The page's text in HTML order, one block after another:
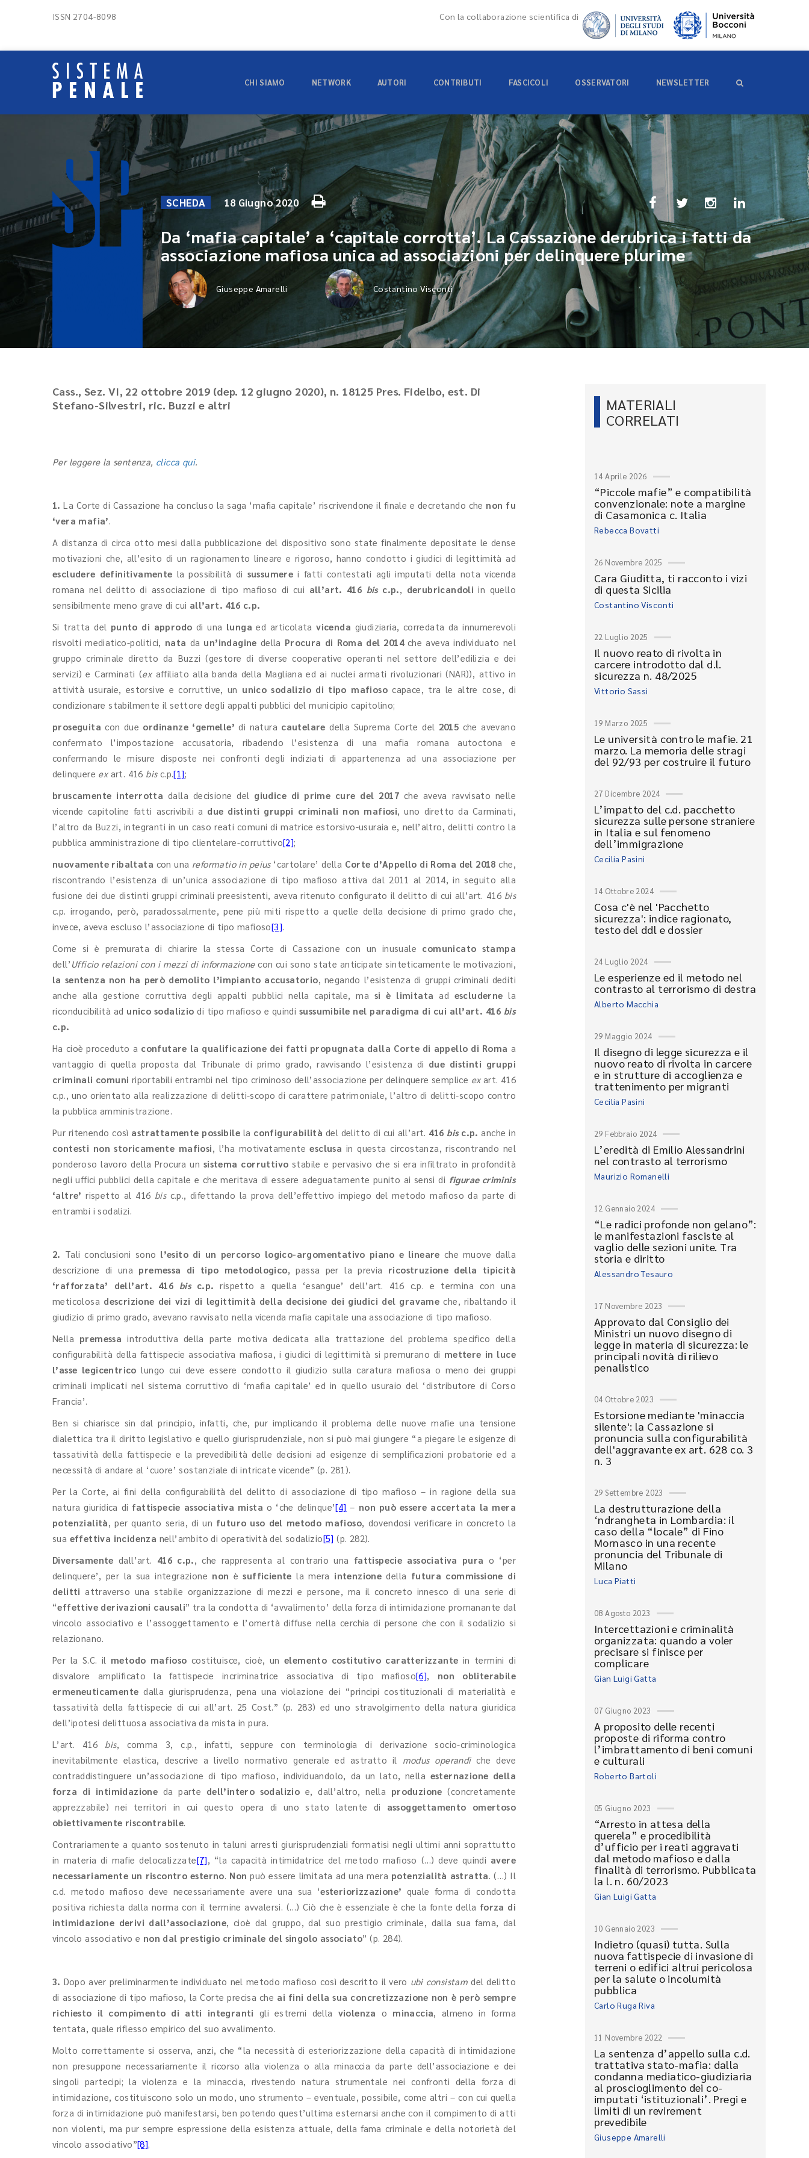
ISSN 2704-8098 Con la collaborazione scientifica di
CHI SIAMO NETWORK AUTORI CONTRIBUTI FASCICOLI OSSERVATORI NEWSLETTER
SCHEDA 18 Giugno 2020
Da ‘mafia capitale’ a ‘capitale corrotta’. La Cassazione derubrica i fatti da
associazione mafiosa unica ad associazioni per delinquere plurime
Giuseppe Amarelli Costantino Visconti
Cass., Sez. VI, 22 ottobre 2019 (dep. 12 giugno 2020), n. 18125 Pres. Fidelbo, est. Di
Stefano-Silvestri, ric. Buzzi e altri
Per leggere la sentenza, clicca qui.
1. La Corte di Cassazione ha concluso la saga ‘mafia capitale’ riscrivendone il finale e decretando che non fu
‘vera mafia’.
A distanza di circa otto mesi dalla pubblicazione del dispositivo sono state finalmente depositate le dense
motivazioni che, all’esito di un ragionamento lineare e rigoroso, hanno condotto i giudici di legittimità ad
escludere definitivamente la possibilità di sussumere i fatti contestati agli imputati della nota vicenda
romana nel delitto di associazione di tipo mafioso di cui all’art. 416 bis c.p., derubricandoli in quello
sensibilmente meno grave di cui all’art. 416 c.p.
Si tratta del punto di approdo di una lunga ed articolatavicenda giudiziaria, corredata da innumerevoli
risvolti mediatico-politici, nata da un’indagine della Procura di Roma del 2014che aveva individuato nel
gruppo criminale diretto da Buzzi (gestore di diverse cooperative operanti nel settore dell’edilizia e dei
servizi) e Carminati (exaffiliato alla banda della Magliana ed ai nuclei armati rivoluzionari (NAR)), attivo in
attività usuraie, estorsive e corruttive, un unico sodalizio di tipo mafiosocapace, tra le altre cose, di
condizionare stabilmente il settore degli appalti pubblici del municipio capitolino;
proseguita con due ordinanze ‘gemelle’ di natura cautelare della Suprema Corte del 2015 che avevano
confermato l’impostazione accusatoria, ribadendo l’esistenza di una mafia romana autoctona e
confermando le misure disposte nei confronti degli indiziati di appartenenza ad una associazione per
delinquere ex art. 416 bis c.p.[1];
bruscamente interrotta dalla decisione del giudice di prime cure del 2017 che aveva ravvisato nelle
vicende capitoline fatti ascrivibili a due distinti gruppi criminali non mafiosi, uno diretto da Carminati,
l’altro da Buzzi, integranti in un caso reati comuni di matrice estorsivo-usuraia e, nell’altro, delitti contro la
pubblica amministrazione di tipo clientelare-corruttivo[2];
nuovamente ribaltata con una reformatio in peius‘cartolare’ della Corte d’Appello di Roma del 2018 che,
riscontrando l’esistenza di un’unica associazione di tipo mafioso attiva dal 2011 al 2014, in seguito alla
fusione dei due distinti gruppi criminali preesistenti, aveva ritenuto configurato il delitto di cui all’art. 416 bis
c.p. irrogando, però, paradossalmente, pene più miti rispetto a quelle della decisione di primo grado che,
invece, aveva escluso l’associazione di tipo mafioso[3].
Come si è premurata di chiarire la stessa Corte di Cassazione con un inusuale comunicato stampa
dell’ Ufficio relazioni con i mezzi di informazionecon cui sono state anticipate sinteticamente le motivazioni,
la sentenza non ha però demolito l’impianto accusatorio, negando l’esistenza di gruppi criminali dediti
anche alla gestione corruttiva degli appalti pubblici nella capitale, ma si è limitata ad escluderne la
riconducibilità ad unico sodalizio di tipo mafioso e quindisussumibile nel paradigma di cui all’art. 416 bis
c.p.
Ha cioè proceduto a confutare la qualificazione dei fatti propugnata dalla Corte di appello di Roma a
vantaggio di quella proposta dal Tribunale di primo grado, ravvisando l’esistenza di due distinti gruppi
criminali comuni riportabili entrambi nel tipo criminoso dell’associazione per delinquere semplice ex art. 416
c.p., uno orientato alla realizzazione di delitti-scopo di carattere patrimoniale, l’altro di delitti-scopo contro
la pubblica amministrazione.
Pur ritenendo così astrattamente possibilela configurabilità del delitto di cui all’art. 416 bis c.p. anche in
contesti non storicamente mafiosi, l’ha motivatamenteesclusa in questa circostanza, riscontrando nel
ponderoso lavoro della Procura un sistema corruttivo stabile e pervasivo che si era infiltrato in profondità
negli uffici pubblici della capitale e che meritava di essere adeguatamente punito ai sensi di figurae criminis
‘altre’rispetto al 416 bis c.p., difettando la prova dell’effettivo impiego del metodo mafioso da parte di
entrambi i sodalizi.
2. Tali conclusioni sono l’esito di un percorso logico-argomentativo piano e lineare che muove dalla
descrizione di una premessa di tipo metodologico, passa per la previa ricostruzione della tipicità
‘rafforzata’ dell’art. 416 bis c.p. rispetto a quella ‘esangue’ dell’art. 416 c.p. e termina con una
meticolosa descrizione dei vizi di legittimità della decisione dei giudici del gravame che, ribaltando il
giudizio di primo grado, avevano ravvisato nella vicenda mafia capitale una associazione di tipo mafioso.
Nella premessa introduttiva della parte motiva dedicata alla trattazione del problema specifico della
configurabilità della fattispecie associativa mafiosa, i giudici di legittimità si premurano di mettere in luce
l’asse legicentrico lungo cui deve essere condotto il giudizio sulla caratura mafiosa o meno dei gruppi
criminali implicati nel sistema corruttivo di ‘mafia capitale’ ed in quello usuraio del ‘distributore di Corso
Francia’.
Ben si chiarisce sin dal principio, infatti, che, pur implicando il problema delle nuove mafie una tensione
dialettica tra il diritto legislativo e quello giurisprudenziale, non si può mai giungere “a piegare le esigenze di
tassatività della fattispecie e la prevedibilità delle decisioni ad esigenze di semplificazioni probatorie ed a
necessità di andare al ‘cuore’ sostanziale di intricate vicende” (p. 281).
Per la Corte, ai fini della configurabilità del delitto di associazione di tipo mafioso – in ragione della sua
natura giuridica di fattispecie associativa mista o ‘che delinque’[4] – non può essere accertata la mera
potenzialità, per quanto seria, di un futuro uso del metodo mafioso, dovendosi verificare in concreto la
sua effettiva incidenza nell’ambito di operatività del sodalizio[5] (p. 282).
Diversamente dall’art. 416 c.p., che rappresenta al contrario una fattispecie associativa pura o ‘per
delinquere’, per la sua integrazione non èsufficiente la mera intenzione della futura commissione di
delitti attraverso una stabile organizzazione di mezzi e persone, ma il concreto innesco di una serie di
“effettive derivazioni causali” tra la condotta di ‘avvalimento’ della forza di intimidazione promanante dal
vincolo associativo e l’assoggettamento e l’omertà diffuse nella cerchia di persone che con il sodalizio si
relazionano.
Per la S.C. il metodo mafioso costituisce, cioè, un elemento costitutivo caratterizzante in termini di
disvalore amplificato la fattispecie incriminatrice associativa di tipo mafioso[6], non obliterabile
ermeneuticamente dalla giurisprudenza, pena una violazione dei “principi costituzionali di materialità e
tassatività della fattispecie di cui all’art. 25 Cost.” (p. 283) ed uno stravolgimento della natura giuridica
dell’ipotesi delittuosa associativa da mista in pura.
L’art. 416 bis, comma 3, c.p., infatti, seppure con terminologia di derivazione socio-criminologica
inevitabilmente elastica, descrive a livello normativo generale ed astratto il modus operandiche deve
contraddistinguere un’associazione di tipo mafioso, individuandolo, da un lato, nella esternazione della
forza di intimidazione da parte dell’intero sodalizio e, dall’altro, nella produzione (concretamente
apprezzabile) nei territori in cui questo opera di uno stato latente di assoggettamento omertoso
obiettivamente riscontrabile.
Contrariamente a quanto sostenuto in taluni arresti giurisprudenziali formatisi negli ultimi anni soprattutto
in materia di mafie delocalizzate[7], “la capacità intimidatrice del metodo mafioso (…) deve quindi avere
necessariamente un riscontro esterno. Non può essere limitata ad una mera potenzialità astratta. (…) Il
c.d. metodo mafioso deve necessariamente avere una sua ‘esteriorizzazione’ quale forma di condotta
positiva richiesta dalla norma con il termine avvalersi. (…) Ciò che è essenziale è che la fonte della forza di
intimidazione derivi dall’associazione, cioè dal gruppo, dal suo prestigio criminale, dalla sua fama, dal
vincolo associativo e non dal prestigio criminale del singolo associato” (p. 284).
3. Dopo aver preliminarmente individuato nel metodo mafioso così descritto il vero ubi consistamdel delitto
di associazione di tipo mafioso, la Corte precisa che ai fini della sua concretizzazione non è però sempre
richiesto il compimento di atti integranti gli estremi della violenza o minaccia, almeno in forma
tentata, quale riflesso empirico del suo avvalimento.
Molto correttamente si osserva, anzi, che “la necessità di esteriorizzazione della capacità di intimidazione
non presuppone necessariamente il ricorso alla violenza o alla minaccia da parte dell’associazione e dei
singoli partecipi; la violenza e la minaccia, rivestendo natura strumentale nei confronti della forza di
intimidazione, costituiscono solo un modo, uno strumento – eventuale, possibile, come altri – con cui quella
forza di intimidazione può manifestarsi, ben potendo quest’ultima esternarsi anche con il compimento di atti
non violenti, ma pur sempre espressione della esistenza attuale, della fama criminale e della notorietà del
vincolo associativo”[8].
MATERIALI
CORRELATI
14 Aprile 2026
“Piccole mafie” e compatibilità
convenzionale: note a margine
di Casamonica c. Italia
Rebecca Bovatti
26 Novembre 2025
Cara Giuditta, ti racconto i vizi
di questa Sicilia
Costantino Visconti
22 Luglio 2025
Il nuovo reato di rivolta in
carcere introdotto dal d.l.
sicurezza n. 48/2025
Vittorio Sassi
19 Marzo 2025
Le università contro le mafie. 21
marzo. La memoria delle stragi
del 92/93 per costruire il futuro
27 Dicembre 2024
L’impatto del c.d. pacchetto
sicurezza sulle persone straniere
in Italia e sul fenomeno
dell’immigrazione
Cecilia Pasini
14 Ottobre 2024
Cosa c'è nel 'Pacchetto
sicurezza': indice ragionato,
testo del ddl e dossier
24 Luglio 2024
Le esperienze ed il metodo nel
contrasto al terrorismo di destra
Alberto Macchia
29 Maggio 2024
Il disegno di legge sicurezza e il
nuovo reato di rivolta in carcere
e in strutture di accoglienza e
trattenimento per migranti
Cecilia Pasini
29 Febbraio 2024
L’eredità di Emilio Alessandrini
nel contrasto al terrorismo
Maurizio Romanelli
12 Gennaio 2024
“Le radici profonde non gelano”:
le manifestazioni fasciste al
vaglio delle sezioni unite. Tra
storia e diritto
Alessandro Tesauro
17 Novembre 2023
Approvato dal Consiglio dei
Ministri un nuovo disegno di
legge in materia di sicurezza: le
principali novità di rilievo
penalistico
04 Ottobre 2023
Estorsione mediante 'minaccia
silente': la Cassazione si
pronuncia sulla configurabilità
dell'aggravante ex art. 628 co. 3
n. 3
29 Settembre 2023
La destrutturazione della
‘ndrangheta in Lombardia: il
caso della “locale” di Fino
Mornasco in una recente
pronuncia del Tribunale di
Milano
Luca Piatti
08 Agosto 2023
Intercettazioni e criminalità
organizzata: quando a voler
precisare si finisce per
complicare
Gian Luigi Gatta
07 Giugno 2023
A proposito delle recenti
proposte di riforma contro
l’imbrattamento di beni comuni
e culturali
Roberto Bartoli
05 Giugno 2023
“Arresto in attesa della
querela” e procedibilità
d’ufficio per i reati aggravati
dal metodo mafioso e dalla
finalità di terrorismo. Pubblicata
la l. n. 60/2023
Gian Luigi Gatta
10 Gennaio 2023
Indietro (quasi) tutta. Sulla
nuova fattispecie di invasione di
terreni o edifici altrui pericolosa
per la salute o incolumità
pubblica
Carlo Ruga Riva
11 Novembre 2022
La sentenza d’appello sulla c.d.
trattativa stato-mafia: dalla
condanna mediatico-giudiziaria
al proscioglimento dei co-
imputati ‘istituzionali’. Pregi e
limiti di un revirement
prevedibile
Giuseppe Amarelli